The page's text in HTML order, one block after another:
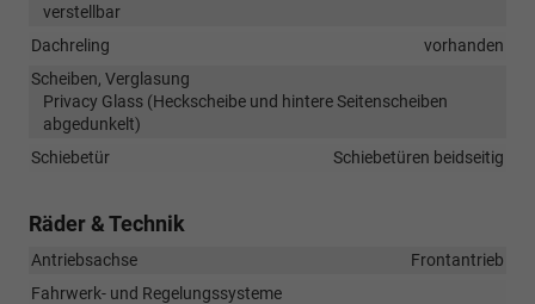
verstellbar
Dachreling
vorhanden
Scheiben, Verglasung
Privacy Glass (Heckscheibe und hintere Seitenscheiben
abgedunkelt)
Schiebetür
Schiebetüren beidseitig
Räder & Technik
Antriebsachse
Frontantrieb
Fahrwerk- und Regelungssysteme